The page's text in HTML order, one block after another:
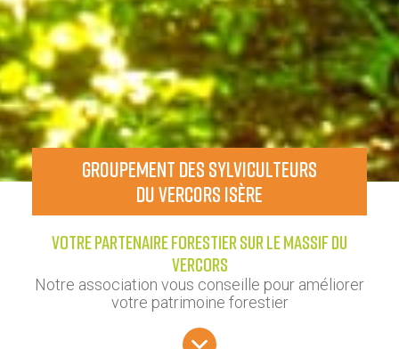
GROUPEMENT DES SYLVICULTEURS
DU VERCORS ISÈRE
VOTRE PARTENAIRE FORESTIER SUR LE MASSIF DU
VERCORS
Notre association vous conseille pour améliorer
votre patrimoine forestier